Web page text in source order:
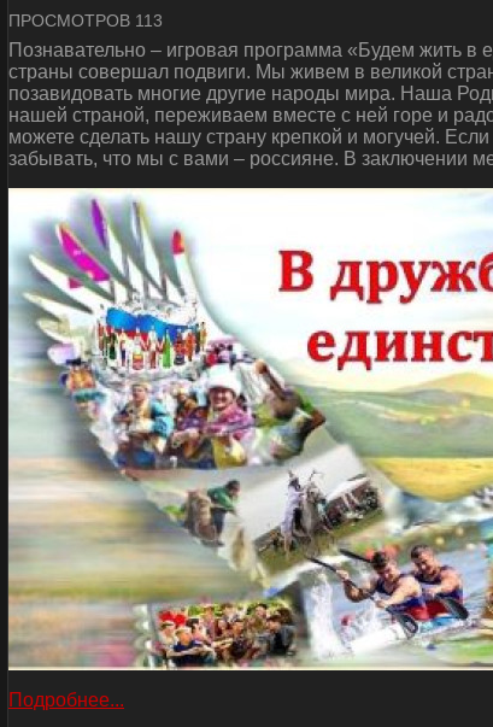
ПРОСМОТРОВ 113
Познавательно – игровая программа «Будем жить
страны совершал подвиги. Мы живем в великой
позавидовать многие другие народы мира. Наша
нашей страной, переживаем вместе с ней горе и
можете сделать нашу страну крепкой и могучей.
забывать, что мы с вами – россияне. В заключении
Подробнее...